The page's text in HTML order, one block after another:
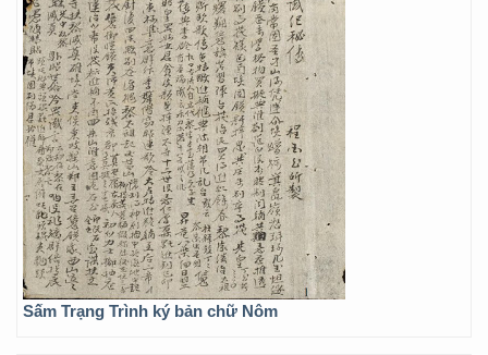
Sấm Trạng Trình ký bản chữ Nôm